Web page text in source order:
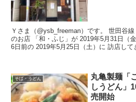
Ｙさま（@ysb_freeman）です。 世田谷線 世田谷駅近くにある 和食
のお店 「和・ふじ」が 2019年5月31日（金）
そば・うどん
丸亀製麺「
しうどん」
売開始